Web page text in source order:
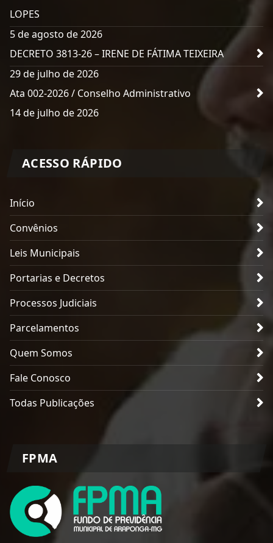
LOPES
5 de agosto de 2026
DECRETO 3813-26 – IRENE DE FÁTIMA TEIXEIRA
29 de julho de 2026
Ata 002-2026 / Conselho Administrativo
14 de julho de 2026
ACESSO RÁPIDO
Início
Convênios
Leis Municipais
Portarias e Decretos
Processos Judiciais
Parcelamentos
Quem Somos
Fale Conosco
Todas Publicações
FPMA